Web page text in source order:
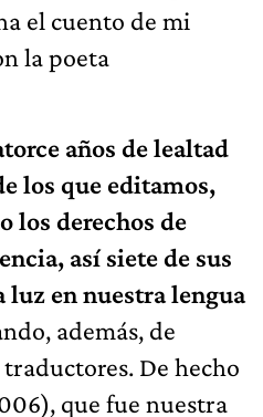
el cuento de mi
la poeta
años de lealtad
los que editamos,
los derechos de
así siete de sus
luz en nuestra lengua
además, de
De hecho
que fue nuestra